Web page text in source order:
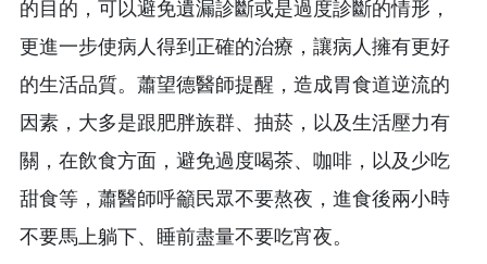
的目的，可以避免遺漏診斷或是過度診斷的情形，
更進一步使病人得到正確的治療，讓病人擁有更好
的生活品質。蕭望德醫師提醒，造成胃食道逆流的
因素，大多是跟肥胖族群、抽菸，以及生活壓力有
關，在飲食方面，避免過度喝茶、咖啡，以及少吃
甜食等，蕭醫師呼籲民眾不要熬夜，進食後兩小時
不要馬上躺下、睡前盡量不要吃宵夜。